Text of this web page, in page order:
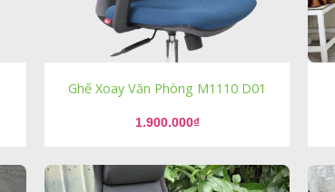
Ghế Xoay Văn Phòng M1110 D01
1.900.000₫